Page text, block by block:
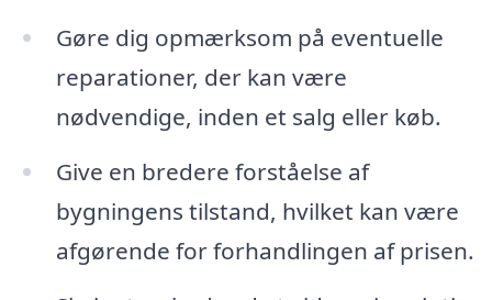
Gøre dig opmærksom på eventuelle
reparationer, der kan være
nødvendige, inden et salg eller køb.
Give en bredere forståelse af
bygningens tilstand, hvilket kan være
afgørende for forhandlingen af prisen.